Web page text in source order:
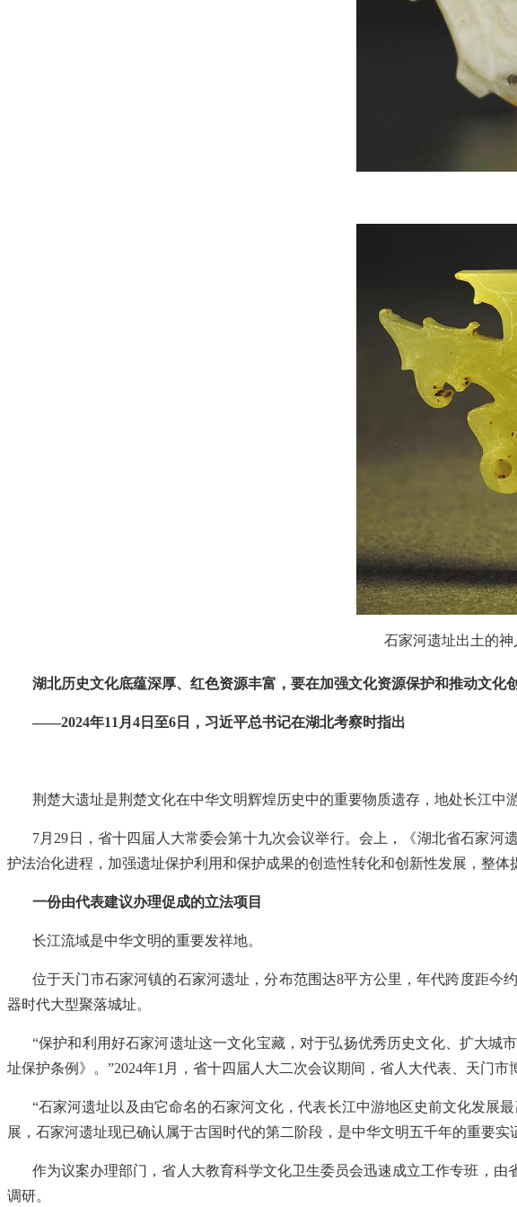
石家河遗址出土的神
湖北历史文化底蕴深厚、红色资源丰富，要在加强文化资源保护和推动文化
——2024年11月4日至6日，习近平总书记在湖北考察时指出
荆楚大遗址是荆楚文化在中华文明辉煌历史中的重要物质遗存，地处长江中
7月29日，省十四届人大常委会第十九次会议举行。会上，《湖北省石家
护法治化进程，加强遗址保护利用和保护成果的创造性转化和创新性发展，整体
一份由代表建议办理促成的立法项目
长江流域是中华文明的重要发祥地。
位于天门市石家河镇的石家河遗址，分布范围达8平方公里，年代跨度距今
器时代大型聚落城址。
“保护和利用好石家河遗址这一文化宝藏，对于弘扬优秀历史文化、扩大
址保护条例》。”2024年1月，省十四届人大二次会议期间，省人大代表、天门
“石家河遗址以及由它命名的石家河文化，代表长江中游地区史前文化发展
展，石家河遗址现已确认属于古国时代的第二阶段，是中华文明五千年的重要实
作为议案办理部门，省人大教育科学文化卫生委员会迅速成立工作专班，
调研。